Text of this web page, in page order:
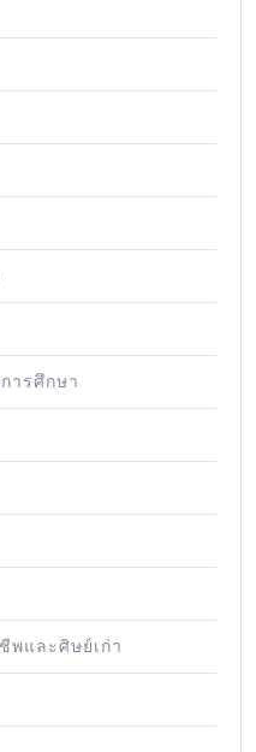
ารศึกษา
พและศิษย์เก่า